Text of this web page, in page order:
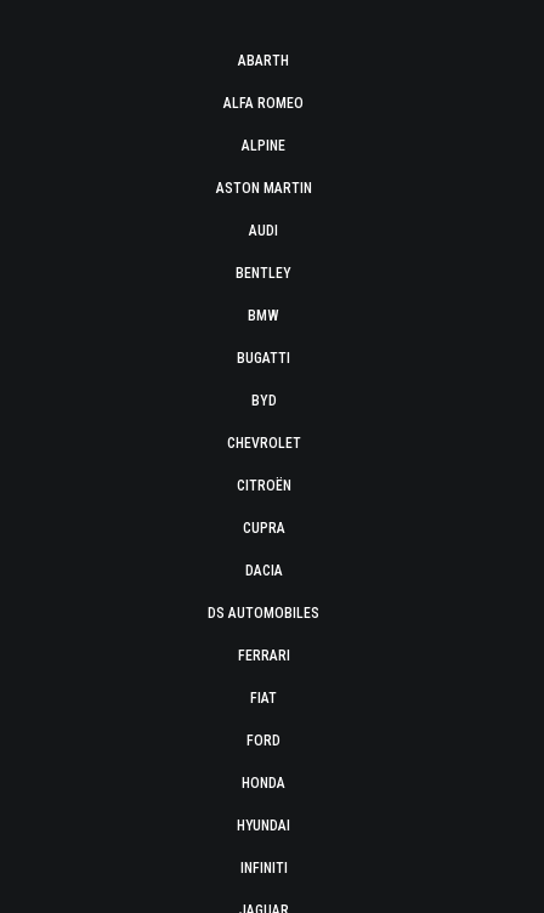
ABARTH
ALFA ROMEO
ALPINE
ASTON MARTIN
AUDI
BENTLEY
BMW
BUGATTI
BYD
CHEVROLET
CITROËN
CUPRA
DACIA
DS AUTOMOBILES
FERRARI
FIAT
FORD
HONDA
HYUNDAI
INFINITI